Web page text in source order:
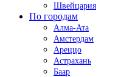
Швейцария
По городам
Алма-Ата
Амстердам
Ареццо
Астрахань
Баар